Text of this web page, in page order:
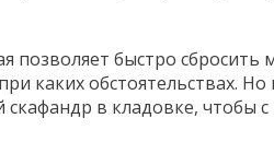
быстро
каких
в кладовке, чтобы